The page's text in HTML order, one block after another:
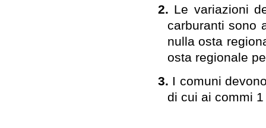
2. Le variazioni
carburanti sono
nulla osta
osta regionale
3. I comuni
di cui ai commi